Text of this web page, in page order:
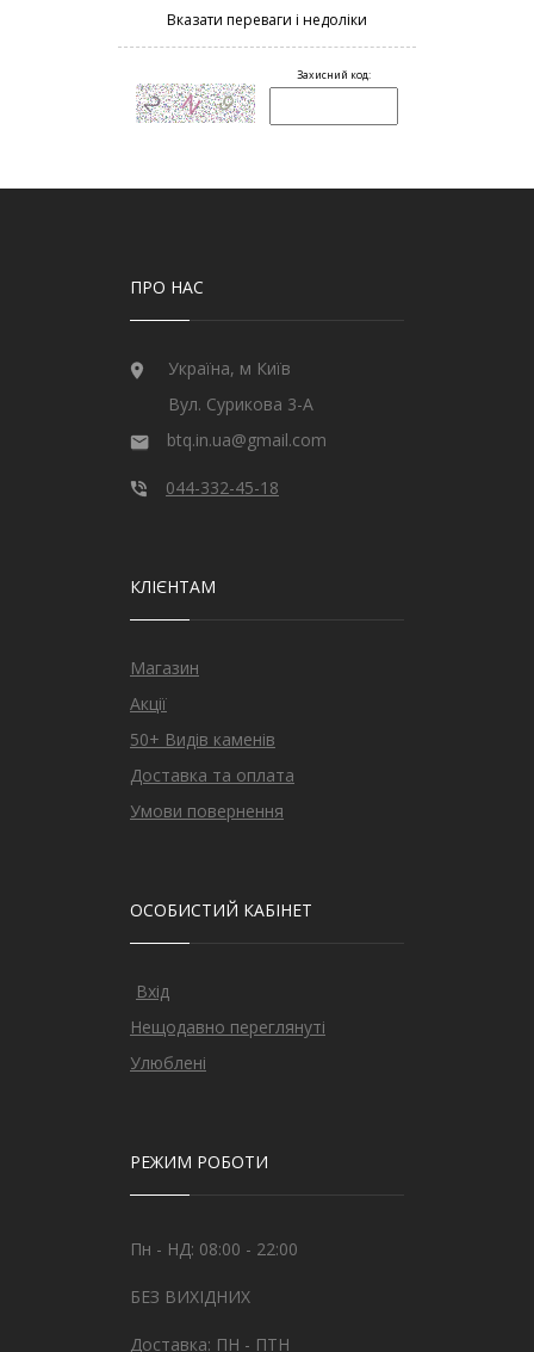
ПРО НАС
Україна, м Київ
Вул. Сурикова 3-А
btq.in.ua@gmail.com
044-332-45-18
КЛІЄНТАМ
Магазин
Акції
50+ Видів каменів
Доставка та оплата
Умови повернення
ОСОБИСТИЙ КАБІНЕТ
Вхід
Нещодавно переглянуті
Улюблені
РЕЖИМ РОБОТИ
Пн - НД: 08:00 - 22:00
БЕЗ ВИХІДНИХ
Доставка: ПН - ПТН